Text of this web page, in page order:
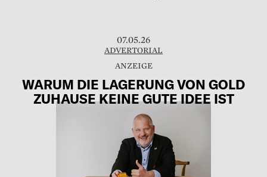
07.05.26
ADVERTORIAL
WARUM DIE LAGERUNG VON GOLD
ZUHAUSE KEINE GUTE IDEE IST